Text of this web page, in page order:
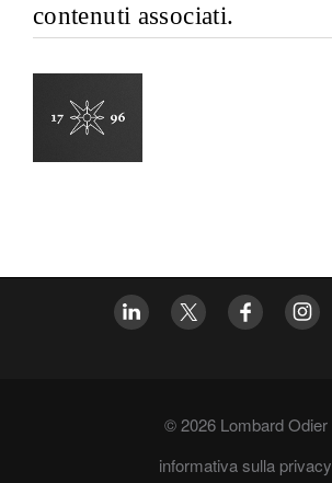
contenuti associati.
© 2026 Lombard Odier
informativa sulla privacy